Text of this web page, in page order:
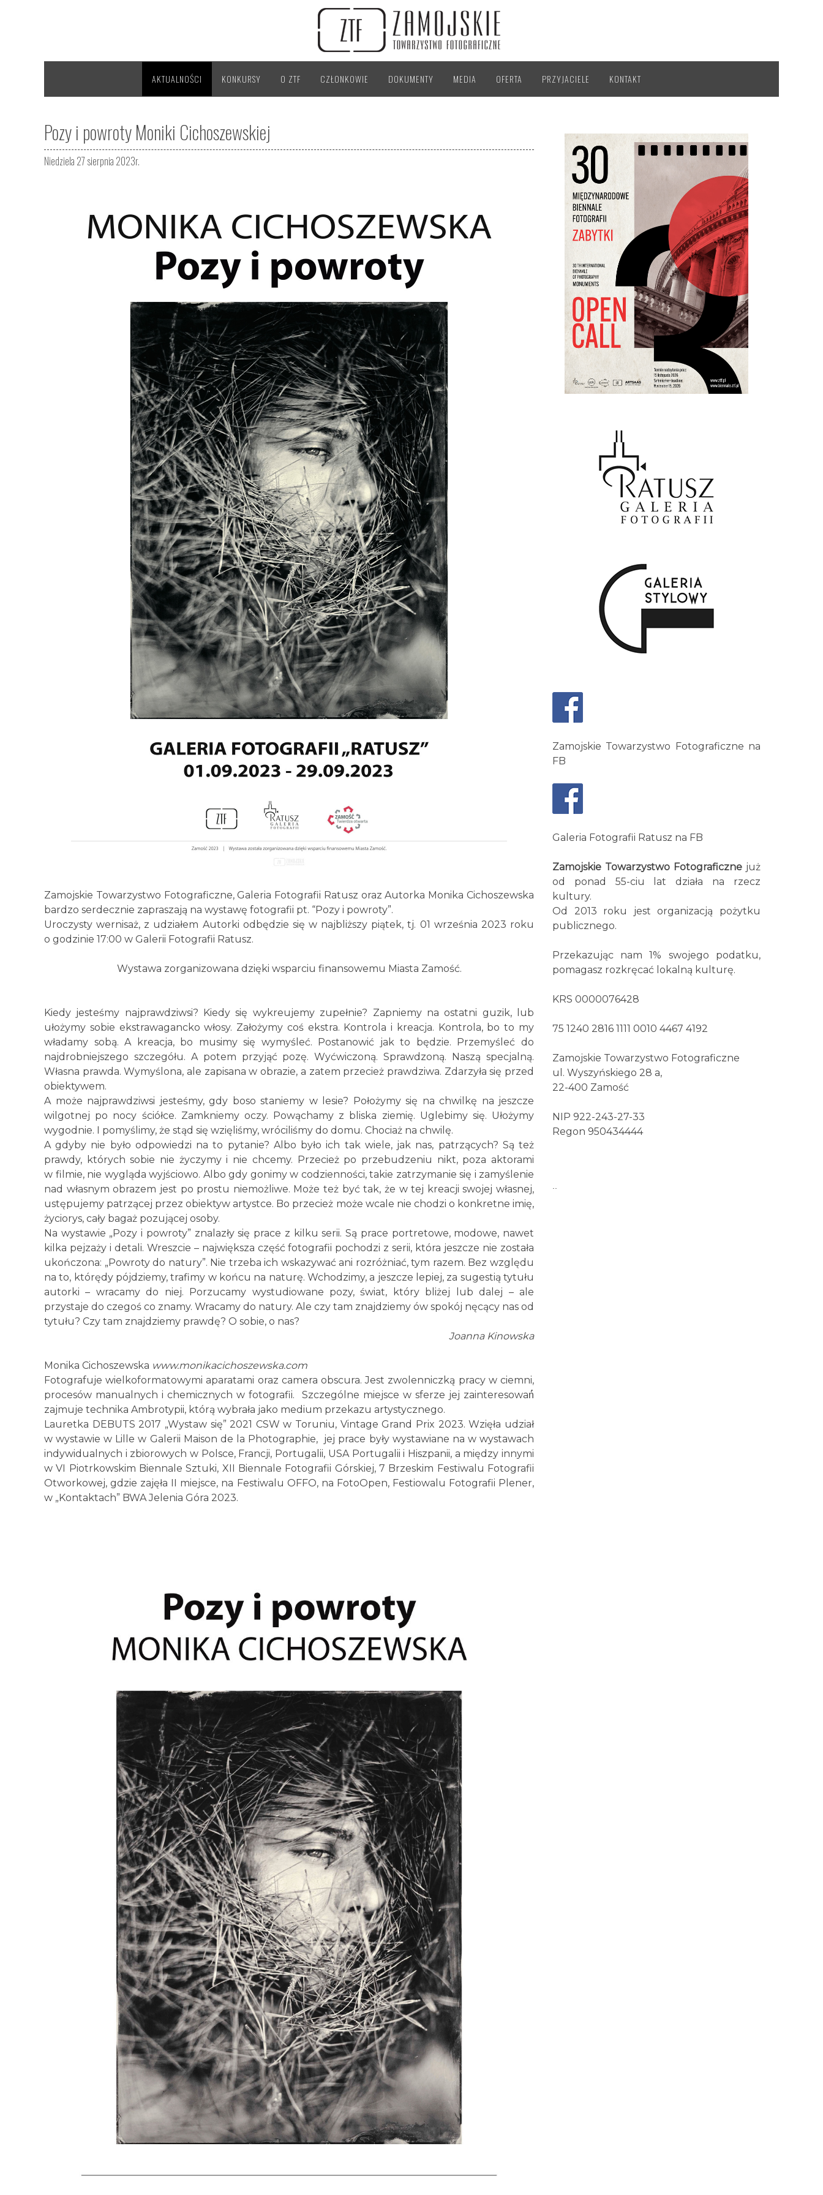
AKTUALNOŚCI KONKURSY O ZTF CZŁONKOWIE DOKUMENTY MEDIA OFERTA PRZYJACIELE KONTAKT
Pozy i powroty Moniki Cichoszewskiej
Niedziela 27 sierpnia 2023r.
Zamojskie Towarzystwo Fotograficzne, Galeria Fotografii Ratusz oraz Autorka Monika Cichoszewska
bardzo serdecznie zapraszają na wystawę fotografii pt. “Pozy i powroty”.
Uroczysty wernisaż, z udziałem Autorki odbędzie się w najbliższy piątek, tj. 01 września 2023 roku
o godzinie 17:00 w Galerii Fotografii Ratusz.
Wystawa zorganizowana dzięki wsparciu finansowemu Miasta Zamość.
Kiedy jesteśmy najprawdziwsi? Kiedy się wykreujemy zupełnie? Zapniemy na ostatni guzik, lub
ułożymy sobie ekstrawagancko włosy. Założymy coś ekstra. Kontrola i kreacja. Kontrola, bo to my
władamy sobą. A kreacja, bo musimy się wymyśleć. Postanowić jak to będzie. Przemyśleć do
najdrobniejszego szczegółu. A potem przyjąć pozę. Wyćwiczoną. Sprawdzoną. Naszą specjalną.
Własna prawda. Wymyślona, ale zapisana w obrazie, a zatem przecież prawdziwa. Zdarzyła się przed
obiektywem.
A może najprawdziwsi jesteśmy, gdy boso staniemy w lesie? Położymy się na chwilkę na jeszcze
wilgotnej po nocy ściółce. Zamkniemy oczy. Powąchamy z bliska ziemię. Uglebimy się. Ułożymy
wygodnie. I pomyślimy, że stąd się wzięliśmy, wróciliśmy do domu. Chociaż na chwilę.
A gdyby nie było odpowiedzi na to pytanie? Albo było ich tak wiele, jak nas, patrzących? Są też
prawdy, których sobie nie życzymy i nie chcemy. Przecież po przebudzeniu nikt, poza aktorami
w filmie, nie wygląda wyjściowo. Albo gdy gonimy w codzienności, takie zatrzymanie się i zamyślenie
nad własnym obrazem jest po prostu niemożliwe. Może też być tak, że w tej kreacji swojej własnej,
ustępujemy patrzącej przez obiektyw artystce. Bo przecież może wcale nie chodzi o konkretne imię,
życiorys, cały bagaż pozującej osoby.
Na wystawie „Pozy i powroty” znalazły się prace z kilku serii. Są prace portretowe, modowe, nawet
kilka pejzaży i detali. Wreszcie – największa część fotografii pochodzi z serii, która jeszcze nie została
ukończona: „Powroty do natury”. Nie trzeba ich wskazywać ani rozróżniać, tym razem. Bez względu
na to, którędy pójdziemy, trafimy w końcu na naturę. Wchodzimy, a jeszcze lepiej, za sugestią tytułu
autorki – wracamy do niej. Porzucamy wystudiowane pozy, świat, który bliżej lub dalej – ale
przystaje do czegoś co znamy. Wracamy do natury. Ale czy tam znajdziemy ów spokój nęcący nas od
tytułu? Czy tam znajdziemy prawdę? O sobie, o nas?
Joanna Kinowska
Monika Cichoszewska www.monikacichoszewska.com
Fotografuje wielkoformatowymi aparatami oraz camera obscura. Jest zwolenniczką pracy w ciemni,
procesów manualnych i chemicznych w fotografii. Szczególne miejsce w sferze jej zainteresowań́
zajmuje technika Ambrotypii, którą wybrała jako medium przekazu artystycznego.
Lauretka DEBUTS 2017 „Wystaw się” 2021 CSW w Toruniu, Vintage Grand Prix 2023. Wzięła udział
w wystawie w Lille w Galerii Maison de la Photographie, jej prace były wystawiane na w wystawach
indywidualnych i zbiorowych w Polsce, Francji, Portugalii, USA Portugalii i Hiszpanii, a między innymi
w VI Piotrkowskim Biennale Sztuki, XII Biennale Fotografii Górskiej, 7 Brzeskim Festiwalu Fotografii
Otworkowej, gdzie zajęła II miejsce, na Festiwalu OFFO, na FotoOpen, Festiowalu Fotografii Plener,
w „Kontaktach” BWA Jelenia Góra 2023.
Zamojskie Towarzystwo Fotograficzne na
FB
Galeria Fotografii Ratusz na FB
Zamojskie Towarzystwo Fotograficzne już
od ponad 55-ciu lat działa na rzecz
kultury.
Od 2013 roku jest organizacją pożytku
publicznego.
Przekazując nam 1% swojego podatku,
pomagasz rozkręcać lokalną kulturę.
KRS 0000076428
75 1240 2816 1111 0010 4467 4192
Zamojskie Towarzystwo Fotograficzne
ul. Wyszyńskiego 28 a,
22-400 Zamość
NIP 922-243-27-33
Regon 950434444